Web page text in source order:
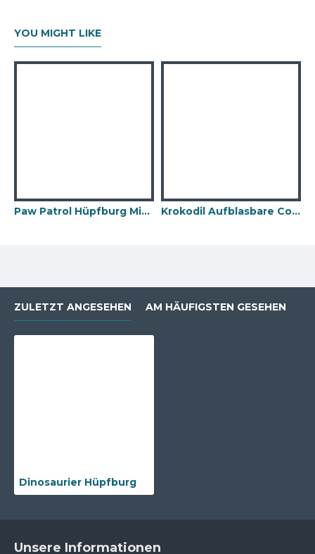
YOU MIGHT LIKE
Paw Patrol Hüpfburg Mit Rutsche Krokodil Aufblasbare Combo
ZULETZT ANGESEHEN AM HÄUFIGSTEN GESEHEN
Dinosaurier Hüpfburg
Unsere Informationen